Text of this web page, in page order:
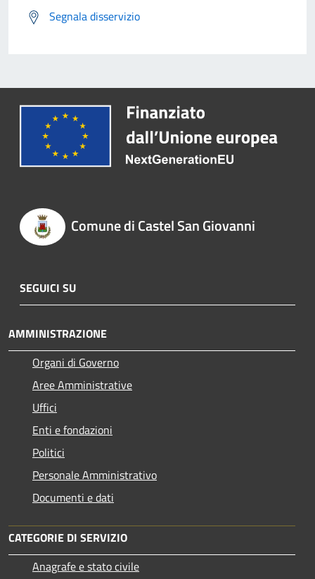
Segnala disservizio
Comune di Castel San Giovanni
SEGUICI SU
AMMINISTRAZIONE
Organi di Governo
Aree Amministrative
Uffici
Enti e fondazioni
Politici
Personale Amministrativo
Documenti e dati
CATEGORIE DI SERVIZIO
Anagrafe e stato civile